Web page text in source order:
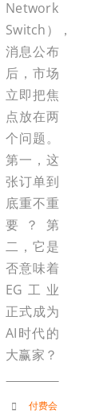
Network
Switch），
消息公布
后，市场
立即把焦
点放在两
个问题。
第一，这
张订单到
底重不重
要？第
二，它是
否意味着
EG工业
正式成为
AI时代的
大赢家？
付费会